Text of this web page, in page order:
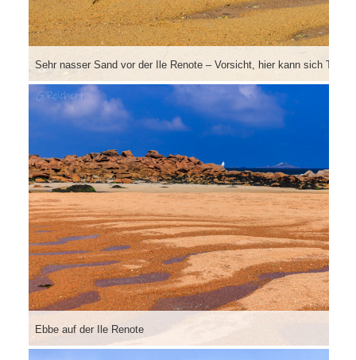
Sehr nasser Sand vor der Ile Renote – Vorsicht, hier kann sich
Ebbe auf der Ile Renote